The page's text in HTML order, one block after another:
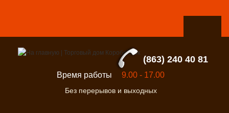
(863) 240 40 81
Время работы 9.00 - 17.00
Без перерывов и выходных